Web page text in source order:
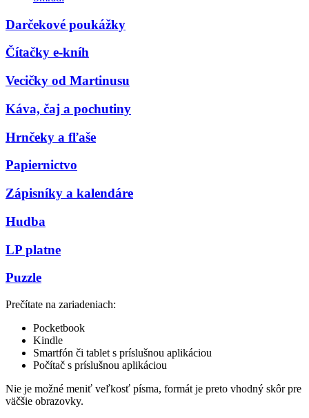
Darčekové poukážky
Čítačky e-kníh
Vecičky od Martinusu
Káva, čaj a pochutiny
Hrnčeky a fľaše
Papiernictvo
Zápisníky a kalendáre
Hudba
LP platne
Puzzle
Prečítate na zariadeniach:
Pocketbook
Kindle
Smartfón či tablet s príslušnou aplikáciou
Počítač s príslušnou aplikáciou
Nie je možné meniť veľkosť písma, formát je preto vhodný skôr pre
väčšie obrazovky.